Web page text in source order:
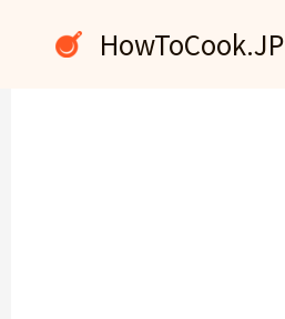
HowToCook.JP